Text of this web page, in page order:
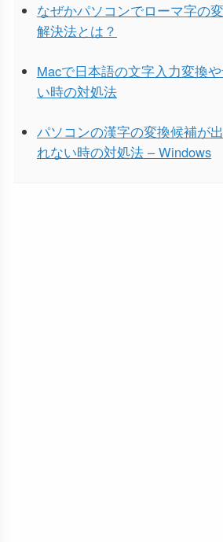
なぜかパソコンでローマ字の
解決法とは？
Macで日本語の文字入力変換
い時の対処法
パソコンの漢字の変換候補が
れない時の対処法 – Windows